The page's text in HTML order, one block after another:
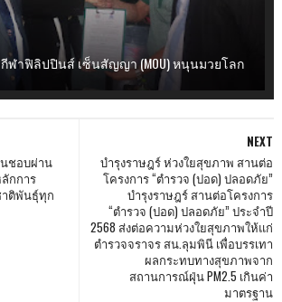
ฬาฟิลิปปินส์ เซ็นสัญญา (MOU) หนุนมวยโลก
NEXT
บำรุงราษฎร์ ห่วงใยสุขภาพ สานต่อ
โครงการ “ตำรวจ (ปอด) ปลอดภัย”
บำรุงราษฎร์ สานต่อโครงการ
“ตำรวจ (ปอด) ปลอดภัย” ประจำปี
2568 ส่งต่อความห่วงใยสุขภาพให้แก่
ตำรวจจราจร สน.ลุมพินี เพื่อบรรเทา
ผลกระทบทางสุขภาพจาก
สถานการณ์ฝุ่น PM2.5 เกินค่า
มาตรฐาน
ชอบผ่าน
กการ
ติพันธุ์ทุก